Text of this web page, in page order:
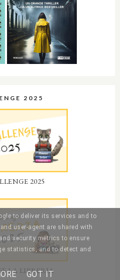
2025
2025
LA LIBRERIA
to deliver its services and to
user-agent are shared with
security metrics to ensure
statistics, and to detect and
GOT IT